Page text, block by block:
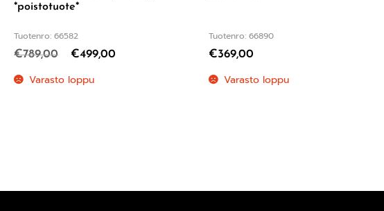
*poistotuote*
Tuotenro: 66582
€789,00 €499,00
Varasto loppu
Tuotenro: 66890
€369,00
Varasto loppu